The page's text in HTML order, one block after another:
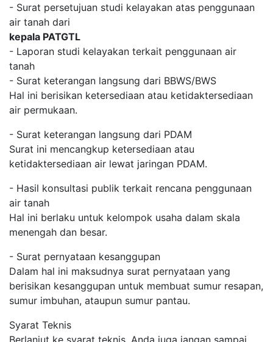
- Surat persetujuan studi kelayakan atas penggunaan
air tanah dari
kepala PATGTL
- Laporan studi kelayakan terkait penggunaan air
tanah
- Surat keterangan langsung dari BBWS/BWS
Hal ini berisikan ketersediaan atau ketidaktersediaan
air permukaan.
- Surat keterangan langsung dari PDAM
Surat ini mencangkup ketersediaan atau
ketidaktersediaan air lewat jaringan PDAM.
- Hasil konsultasi publik terkait rencana penggunaan
air tanah
Hal ini berlaku untuk kelompok usaha dalam skala
menengah dan besar.
- Surat pernyataan kesanggupan
Dalam hal ini maksudnya surat pernyataan yang
berisikan kesanggupan untuk membuat sumur resapan,
sumur imbuhan, ataupun sumur pantau.
Syarat Teknis
Berlanjut ke syarat teknis, Anda juga jangan sampai